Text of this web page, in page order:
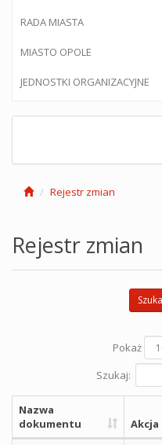
RADA MIASTA
MIASTO OPOLE
JEDNOSTKI ORGANIZACYJNE
Rejestr zmian
Rejestr zmian
Pokaż
Szukaj:
Nazwa
dokumentu
Akcja